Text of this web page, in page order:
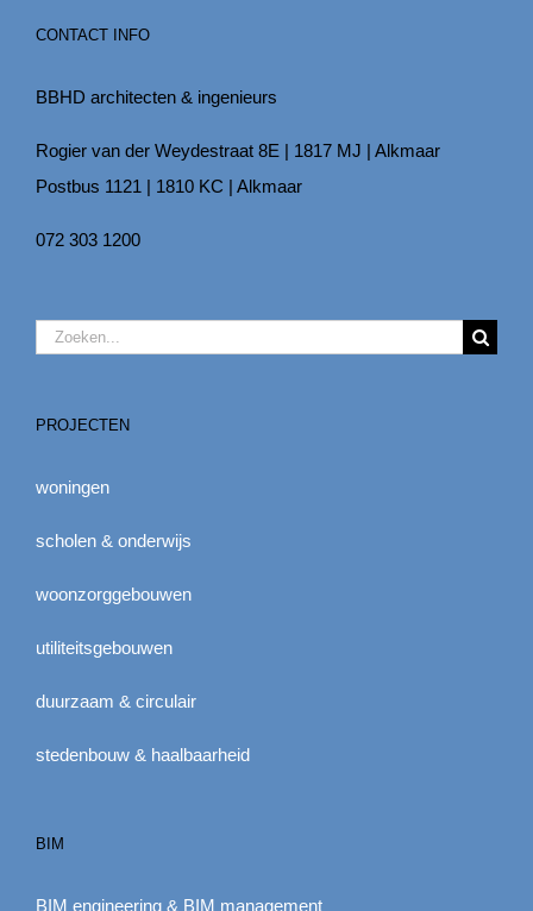
CONTACT INFO
BBHD architecten & ingenieurs
Rogier van der Weydestraat 8E | 1817 MJ | Alkmaar
Postbus 1121 | 1810 KC | Alkmaar
072 303 1200
Zoeken
PROJECTEN
woningen
scholen & onderwijs
woonzorggebouwen
utiliteitsgebouwen
duurzaam & circulair
stedenbouw & haalbaarheid
BIM
BIM engineering & BIM management